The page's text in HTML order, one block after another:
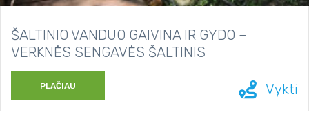
ŠALTINIO VANDUO GAIVINA IR GYDO –
VERKNĖS SENGAVĖS ŠALTINIS
PLAČIAU Vykti